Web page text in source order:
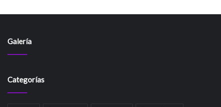
Galería
Categorías